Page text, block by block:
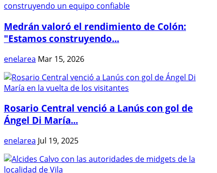
Medrán valoró el rendimiento de Colón:
"Estamos construyendo...
enelarea Mar 15, 2026
Rosario Central venció a Lanús con gol de
Ángel Di María...
enelarea Jul 19, 2025